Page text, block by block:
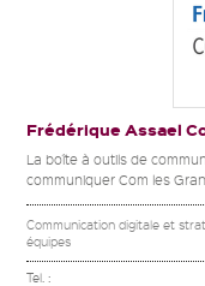
Frédérique Assael
La boîte à outils de
communiquer Com les
Communication digitale et
équipes
Tel. :